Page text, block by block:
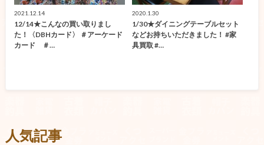
2021.12.14
12/14★こんなの買い取りまし
た！〈DBHカード〉 ＃アーケード
カード ＃…
2020.1.30
1/30★ダイニングテーブルセット
などお持ちいただきました！ #家
具買取 #…
人気記事